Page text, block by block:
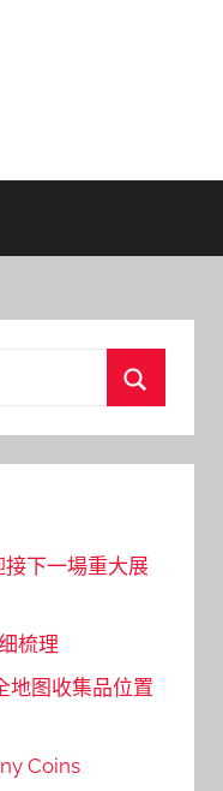
下一場重大展
梳理
地图收集品位置
Coins